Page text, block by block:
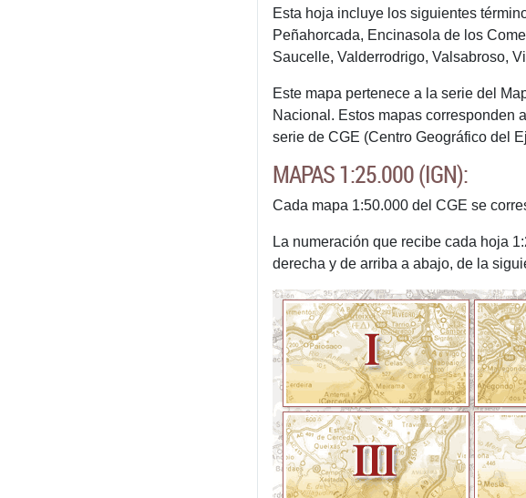
Esta hoja incluye los siguientes
Peñahorcada, Encinasola de los
Saucelle, Valderrodrigo, Valsabroso,
Este mapa pertenece a la serie del
Nacional. Estos mapas corresponden
serie de CGE (Centro Geográfico del
MAPAS 1:25.000 (IGN):
Cada mapa 1:50.000 del CGE se
La numeración que recibe cada hoja
derecha y de arriba a abajo, de la